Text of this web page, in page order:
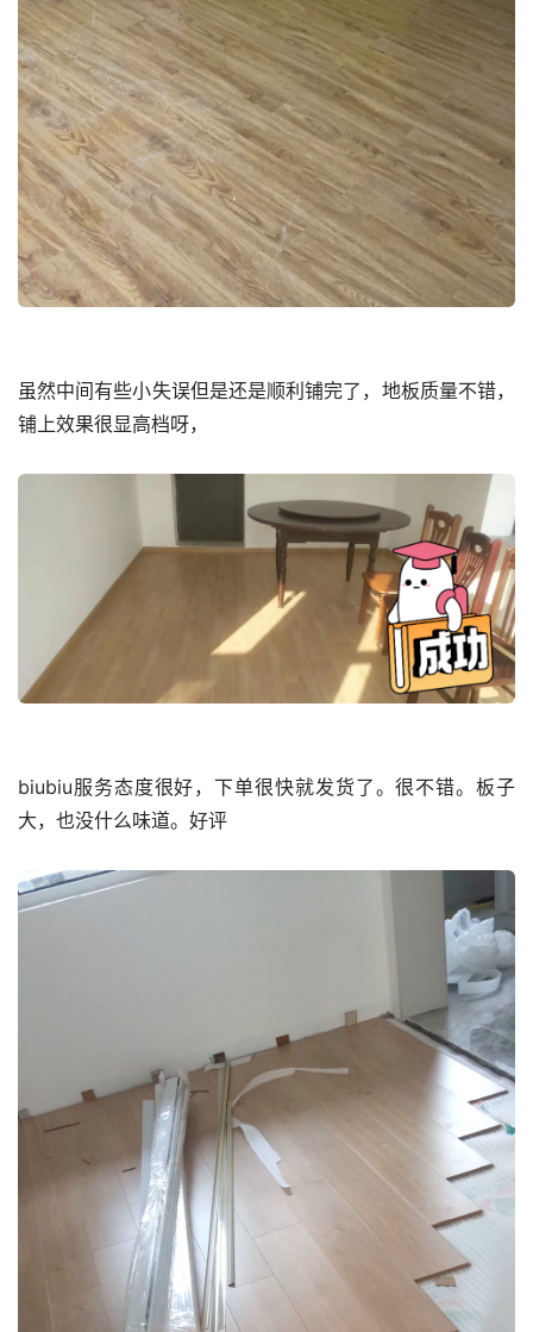
虽然中间有些小失误但是还是顺利铺完了，地板质量不错，
铺上效果很显高档呀，
biubiu服务态度很好，下单很快就发货了。很不错。板子
大，也没什么味道。好评